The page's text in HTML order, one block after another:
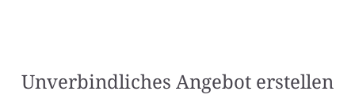
Unverbindliches Angebot erstellen